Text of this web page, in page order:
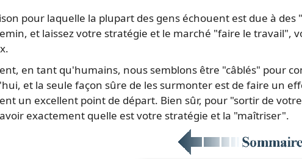
pour laquelle la plupart des gens échouent est due à
et laissez votre stratégie et le marché "faire le travail",
en tant qu'humains, nous semblons être "câblés" pour
et la seule façon sûre de les surmonter est de faire un
un excellent point de départ. Bien sûr, pour "sortir de
exactement quelle est votre stratégie et la "maîtriser".